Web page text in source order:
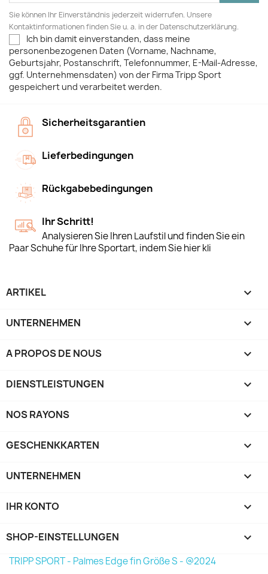
Sie können Ihr Einverständnis jederzeit widerrufen. Unsere
Kontaktinformationen finden Sie u. a. in der Datenschutzerklärung.
Ich bin damit einverstanden, dass meine
personenbezogenen Daten (Vorname, Nachname,
Geburtsjahr, Postanschrift, Telefonnummer, E-Mail-Adresse,
ggf. Unternehmensdaten) von der Firma Tripp Sport
gespeichert und verarbeitet werden.
Sicherheitsgarantien
Lieferbedingungen
Rückgabebedingungen
Ihr Schritt!
Analysieren Sie Ihren Laufstil und finden Sie ein
Paar Schuhe für Ihre Sportart, indem Sie hier kli
ARTIKEL 
UNTERNEHMEN 
A PROPOS DE NOUS 
DIENSTLEISTUNGEN 
NOS RAYONS 
GESCHENKKARTEN 
UNTERNEHMEN 
IHR KONTO 
SHOP-EINSTELLUNGEN keyboard_arrow_down
TRIPP SPORT - Palmes Edge fin Größe S - @2024